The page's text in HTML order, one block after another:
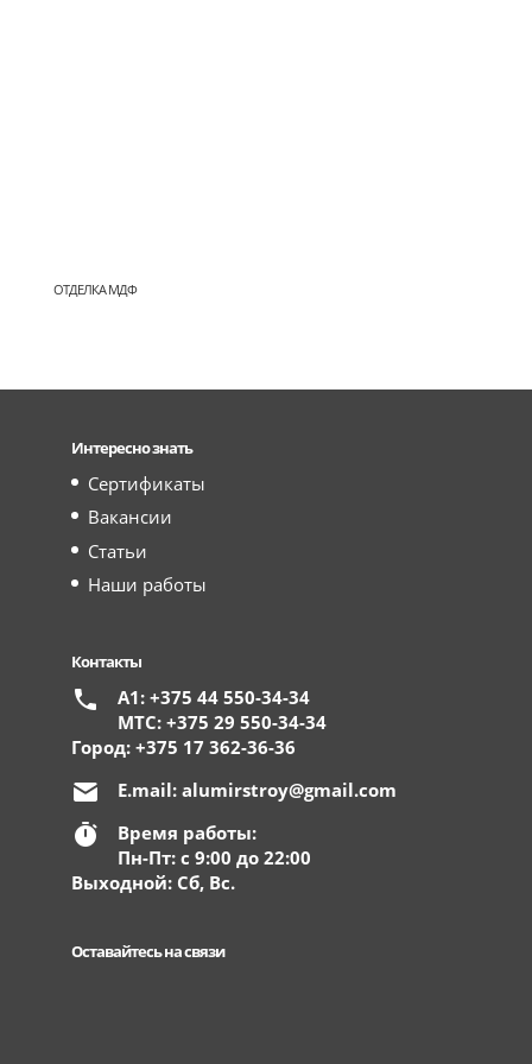
ОТДЕЛКА МДФ
Интересно знать
Сертификаты
Вакансии
Статьи
Наши работы
Контакты
А1: +375 44 550-34-34
МТС: +375 29 550-34-34
Город: +375 17 362-36-36
E.mail: alumirstroy@gmail.com
Время работы:
Пн-Пт: с 9:00 до 22:00
Выходной: Сб, Вс.
Оставайтесь на связи